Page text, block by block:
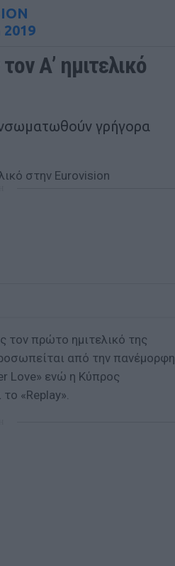
Α’ ημιτελικό
γρήγορα
πρώτο ημιτελικό της
από την πανέμορφη
Love» ενώ η Κύπρος
«Replay».